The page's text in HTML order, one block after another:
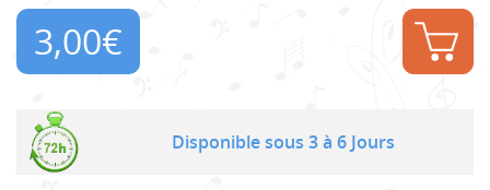
3,00€
Disponible sous 3 à 6 Jours